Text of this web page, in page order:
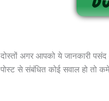
दोस्तों अगर आपको ये जानकारी
पोस्ट से संबंधित कोई सवाल हो तो